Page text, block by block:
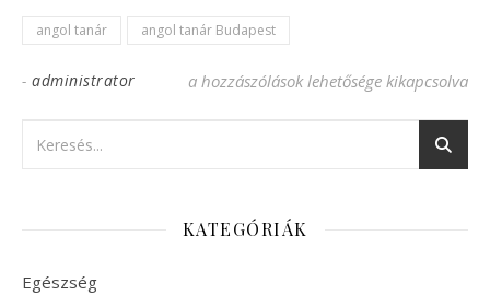
angol tanár angol tanár Budapest
- administrator Beszédkészség-javítás egy angol tanárral
a hozzászólások lehetősége kikapcsolva
KATEGÓRIÁK
Egészség